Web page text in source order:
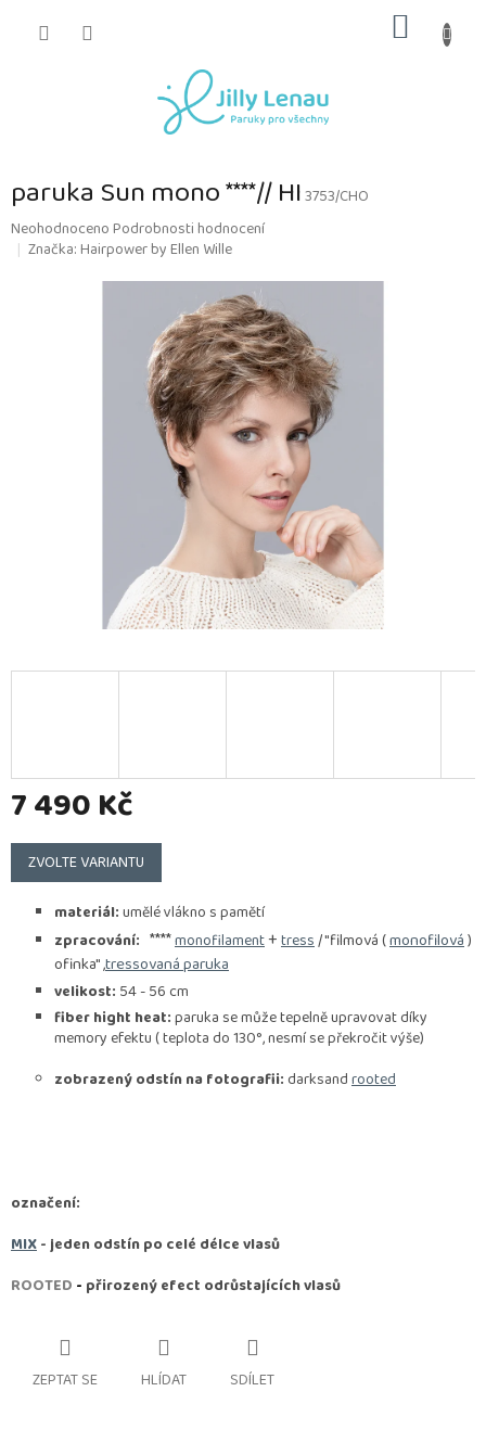
KOŠÍK
paruka Sun mono ****// HI3753/CHO
Průměrné
hodnocení
NeohodnocenoPodrobnosti hodnocení
Značka:Hairpower by Ellen Wille
7 490 Kč
Měrná
cena:
ZVOLTE VARIANTU
materiál:umělé vlákno s pamětí
zpracování: ****monofilament+tress/ "filmová (monofilová)
ofinka" ,tressovaná paruka
velikost: 54 - 56 cm
fiber hight heat:paruka se může tepelně upravovat díky
memory efektu ( teplota do 130°, nesmí se překročit výše)
zobrazený odstín na fotografii: darksandrooted
označení:
MIX- jeden odstín po celé délce vlasů
ROOTED - přirozený efect odrůstajících vlasů
ZEPTAT SE HLÍDAT SDÍLET